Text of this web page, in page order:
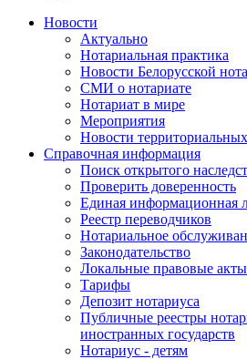
Новости
Актуально
Нотариальная практика
Новости Белорусской
СМИ о нотариате
Нотариат в мире
Мероприятия
Новости
Справочная информация
Поиск открытого
Проверить доверенность
Единая информационная
Реестр переводчиков
Нотариальное
Законодательство
Локальные правовые
Тарифы
Депозит нотариуса
Публичные реестры
иностранных государств
Нотариус - детям